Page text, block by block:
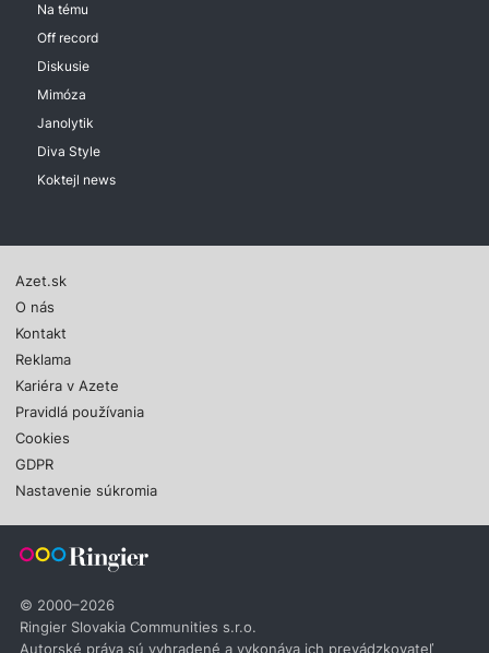
Na tému
Off record
Diskusie
Mimóza
Janolytik
Diva Style
Koktejl news
Azet.sk
O nás
Kontakt
Reklama
Kariéra v Azete
Pravidlá používania
Cookies
GDPR
Nastavenie súkromia
© 2000–2026
Ringier Slovakia Communities s.r.o.
Autorské práva sú vyhradené a vykonáva ich prevádzkovateľ